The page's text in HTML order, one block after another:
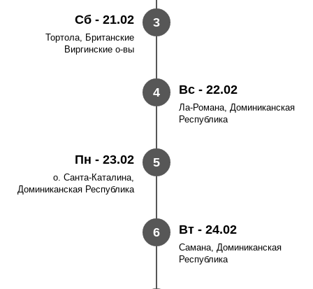
3
Сб - 21.02
Тортола, Британские
Виргинские о-вы
4 Вс - 22.02
Ла-Романа, Доминиканская
Республика
5
Пн - 23.02
о. Санта-Каталина,
Доминиканская Республика
6 Вт - 24.02
Самана, Доминиканская
Республика